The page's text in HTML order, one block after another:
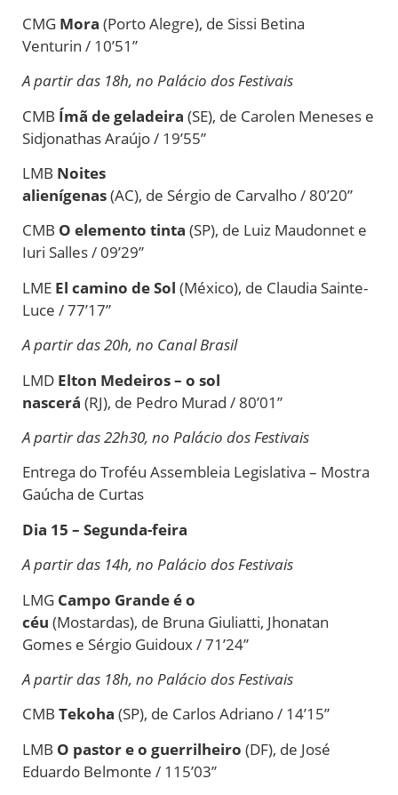
CMG Mora (Porto Alegre), de Sissi Betina
Venturin / 10’51”
A partir das 18h, no Palácio dos Festivais
CMB Ímã degeladeira (SE), de Carolen Meneses e
Sidjonathas Araújo / 19’55”
LMB Noites
alienígenas(AC), de Sérgio de Carvalho / 80’20”
CMB O elemento tinta (SP), de Luiz Maudonnet e
Iuri Salles / 09’29”
LME El camino deSol (México), de Claudia Sainte-
Luce / 77’17”
A partir das 20h, no Canal Brasil
LMD Elton Medeiros – o sol
nascerá (RJ), de Pedro Murad / 80’01”
A partir das 22h30, no Palácio dos Festivais
Entrega do Troféu Assembleia Legislativa – Mostra
Gaúcha de Curtas
Dia 15 – Segunda-feira
A partir das 14h, no Palácio dos Festivais
LMG Campo Grande é o
céu (Mostardas), de Bruna Giuliatti, Jhonatan
Gomes e Sérgio Guidoux / 71’24”
A partir das 18h, no Palácio dos Festivais
CMB Tekoha (SP), de Carlos Adriano / 14’15”
LMB O pastor e o guerrilheiro (DF), de José
Eduardo Belmonte / 115’03”